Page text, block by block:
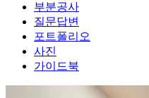
부분공사
질문답변
포트폴리오
사진
가이드북